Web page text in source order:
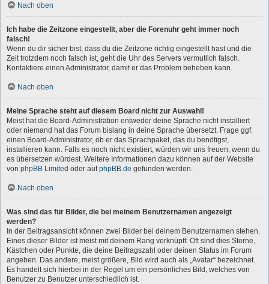
Nach oben
Ich habe die Zeitzone eingestellt, aber die Forenuhr geht immer noch
falsch!
Wenn du dir sicher bist, dass du die Zeitzone richtig eingestellt hast und die
Zeit trotzdem noch falsch ist, geht die Uhr des Servers vermutlich falsch.
Kontaktiere einen Administrator, damit er das Problem beheben kann.
Nach oben
Meine Sprache steht auf diesem Board nicht zur Auswahl!
Meist hat die Board-Administration entweder deine Sprache nicht installiert
oder niemand hat das Forum bislang in deine Sprache übersetzt. Frage ggf.
einen Board-Administrator, ob er das Sprachpaket, das du benötigst,
installieren kann. Falls es noch nicht existiert, würden wir uns freuen, wenn du
es übersetzen würdest. Weitere Informationen dazu können auf der Website
von phpBB Limited oder aufphpBB.de gefunden werden.
Nach oben
Was sind das für Bilder, die bei meinem Benutzernamen angezeigt
werden?
In der Beitragsansicht können zwei Bilder bei deinem Benutzernamen stehen.
Eines dieser Bilder ist meist mit deinem Rang verknüpft: Oft sind dies Sterne,
Kästchen oder Punkte, die deine Beitragszahl oder deinen Status im Forum
angeben. Das andere, meist größere, Bild wird auch als „Avatar“ bezeichnet.
Es handelt sich hierbei in der Regel um ein persönliches Bild, welches von
Benutzer zu Benutzer unterschiedlich ist.